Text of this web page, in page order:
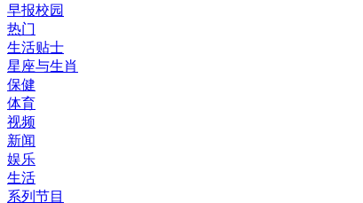
早报校园
热门
生活贴士
星座与生肖
保健
体育
视频
新闻
娱乐
生活
系列节目